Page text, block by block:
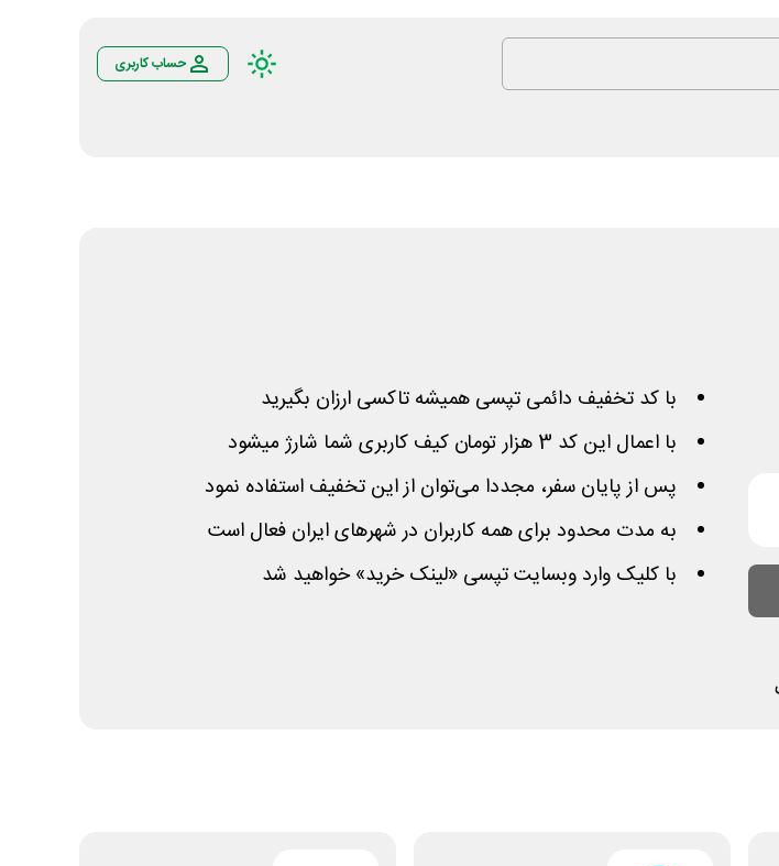
حساب کاربری
با کد تخفیف دائمی تپسی همیشه تاکسی ارزان بگیرید
با اعمال این کد 3 هزار تومان کیف کاربری شما شارژ میشود
پس از پایان سفر، مجددا می‌توان از این تخفیف استفاده نمود
به مدت محدود برای همه کاربران در شهرهای ایران فعال است
با کلیک وارد وبسایت تپسی «لینک خرید» خواهید شد